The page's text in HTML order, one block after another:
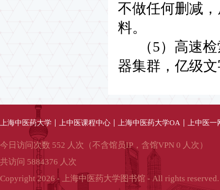
不做任何删减
料。
（5）高速检
器集群，亿级
上海中医药大学 上中医课程中心 上海中医药大学OA 上中医
今日访问次数 552 人次（不含馆员IP，含馆VPN 0 人次）
共访问 5884376 人次
Copyright 2026 - 上海中医药大学图书馆 - All rights reserved.